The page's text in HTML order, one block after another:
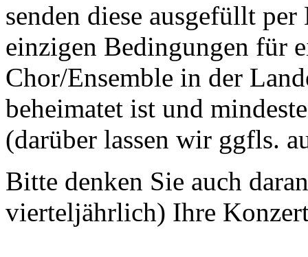
senden diese ausgefüllt
einzigen Bedingungen für
Chor/Ensemble in der
beheimatet ist und
(darüber lassen wir ggfls.
Bitte denken Sie auch
vierteljährlich) Ihre